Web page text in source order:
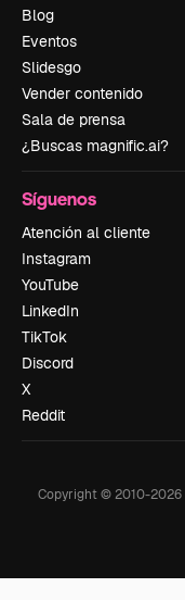
Blog
Eventos
Slidesgo
Vender contenido
Sala de prensa
¿Buscas magnific.ai?
Síguenos
Atención al cliente
Instagram
YouTube
LinkedIn
TikTok
Discord
X
Reddit
Copyright © 2010-2026